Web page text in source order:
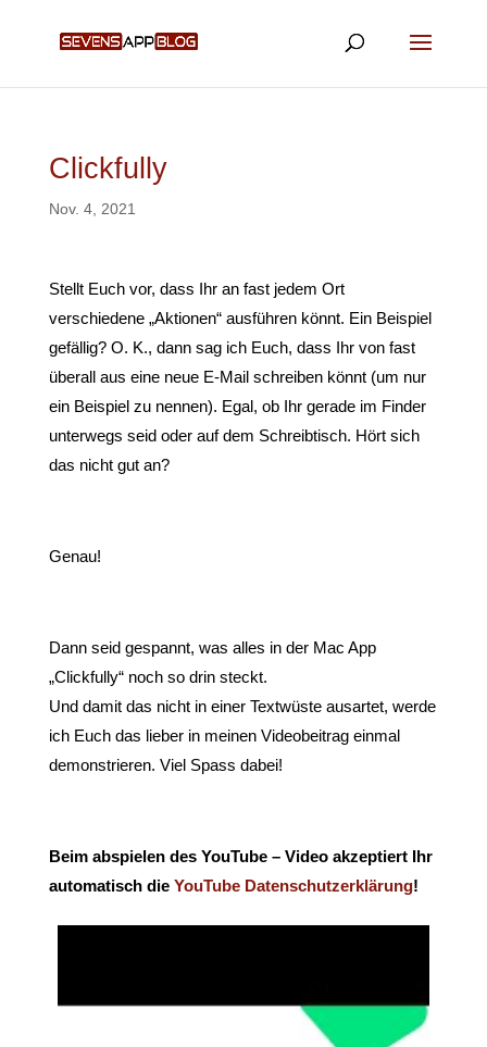
Clickfully
Nov. 4, 2021
Stellt Euch vor, dass Ihr an fast jedem Ort
verschiedene „Aktionen“ ausführen könnt. Ein Beispiel
gefällig? O. K., dann sag ich Euch, dass Ihr von fast
überall aus eine neue E-Mail schreiben könnt (um nur
ein Beispiel zu nennen). Egal, ob Ihr gerade im Finder
unterwegs seid oder auf dem Schreibtisch. Hört sich
das nicht gut an?
Genau!
Dann seid gespannt, was alles in der Mac App
„Clickfully“ noch so drin steckt.
Und damit das nicht in einer Textwüste ausartet, werde
ich Euch das lieber in meinen Videobeitrag einmal
demonstrieren. Viel Spass dabei!
Beim abspielen des YouTube – Video akzeptiert Ihr
automatisch die YouTube Datenschutzerklärung!